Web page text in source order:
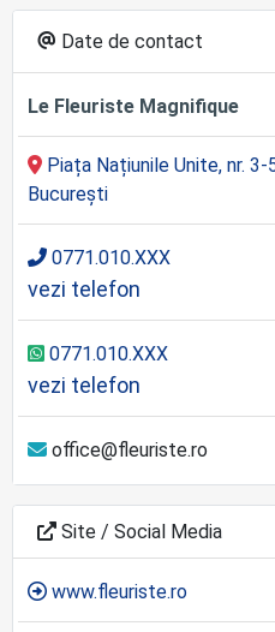
Date de contact
Le Fleuriste Magnifique
Piața Națiunile Unite, nr.
București
0771.010.XXX
vezi telefon
0771.010.XXX
vezi telefon
office@fleuriste.ro
Site / Social Media
www.fleuriste.ro